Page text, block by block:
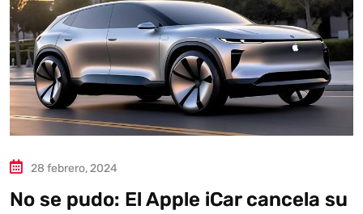
28 febrero, 2024
No se pudo: El Apple iCar cancela su